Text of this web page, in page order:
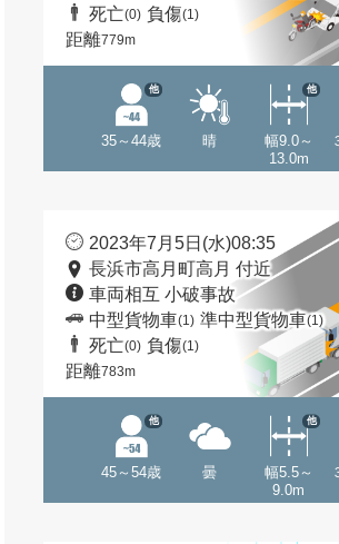
死亡(0) 負傷(1)
距離779m
35～44歳
他
晴
幅9.0～
13.0m
他
2023年7月5日(水)08:35
長浜市高月町高月 付近
車両相互 小破事故
中型貨物車(1) 準中型貨物車(1)
死亡(0) 負傷(1)
距離783m
45～54歳
他
曇
幅5.5～
9.0m
他